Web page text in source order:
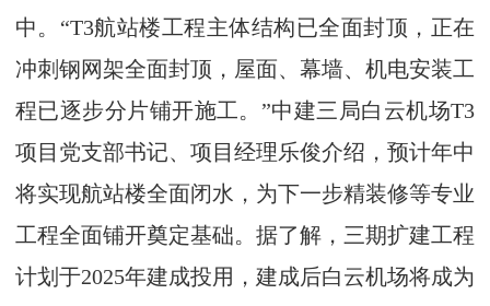
中。“T3航站楼工程主体结构已全面封顶，正在
冲刺钢网架全面封顶，屋面、幕墙、机电安装工
程已逐步分片铺开施工。”中建三局白云机场T3
项目党支部书记、项目经理乐俊介绍，预计年中
将实现航站楼全面闭水，为下一步精装修等专业
工程全面铺开奠定基础。据了解，三期扩建工程
计划于2025年建成投用，建成后白云机场将成为